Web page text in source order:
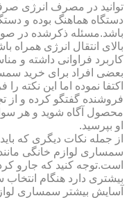
توانید در مصرف انرژی
دستگاه هماهنگ بوده و
باشد.مسئله ذکرشده در
بالای انتقال انرژی همراه
کاربرد فراوانی داشته و
بعضی افراد برای خرید
اکتفا نموده اما این نکته
فروشنده گفتگو کرده و از
محصول آگاه شوید و هر
او بپرسید.
از جمله نکات دیگری که
سمساری لوازم خانگی
است.توجه کنید که جارو
بیشتری دارد هنگام
آسایش بیشتر سمساری